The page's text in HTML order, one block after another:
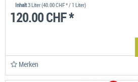
Inhalt3 Liter(40.00 CHF * / 1 Liter)
120.00 CHF *
Merken